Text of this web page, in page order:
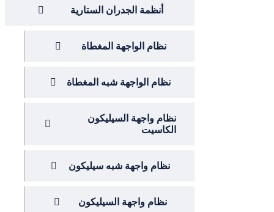
أنظمة الجدران الستارية
نظام الواجهة المغطاة
نظام الواجهة شبه المغطاة
نظام واجهة السيليكون
نظام واجهة شبه سيليكون
نظام واجهة السيليكون